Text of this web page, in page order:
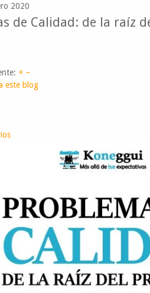
2020
de Calidad: de la raíz
+ –
este blog